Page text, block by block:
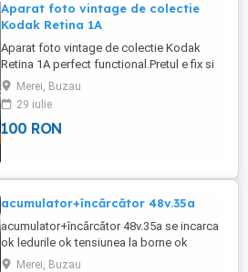
Aparat foto vintage de colectie
Kodak Retina 1A
Aparat foto vintage de colectie Kodak
Retina 1A perfect functional.Pretul e fix si
nu ma intereseaza alte oferte de
pret.Predarea e in zona Buzaului sau trimit
doar cu posta romana,nu trimit altfel.
Merei, Buzau
29 iulie
100 RON
acumulator+încărcător 48v.35a
acumulator+încărcător 48v.35a se incarca
ok ledurile ok tensiunea la borne ok
telefonMerei, Buzau